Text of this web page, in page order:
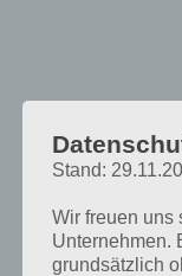
Stand:
Wir freuen uns
Unternehmen.
grundsätzlich